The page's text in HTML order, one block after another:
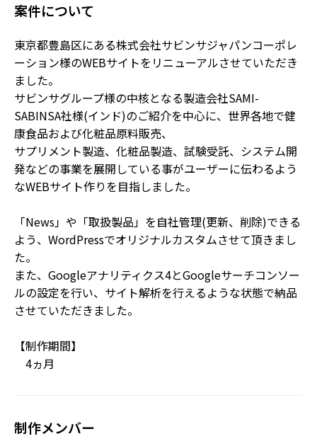
案件について
東京都豊島区にある株式会社サビンサジャパンコーポレ
ーション様のWEBサイトをリニューアルさせていただき
ました。
サビンサグループ様の中核となる製造会社SAMI-
SABINSA社様(インド)のご紹介を中心に、世界各地で健
康食品および化粧品原料販売、
サプリメント製造、化粧品製造、試験受託、システム開
発などの事業を展開している事がユーザーに伝わるよう
なWEBサイト作りを目指しました。
「News」や「取扱製品」を自社管理(更新、削除)できる
よう、WordPressでオリジナルカスタムさせて頂きまし
た。
また、Googleアナリティクス4とGoogleサーチコンソー
ルの設定を行い、サイト解析を行えるような状態で納品
させていただきました。
【制作期間】
4ヵ月
制作メンバー